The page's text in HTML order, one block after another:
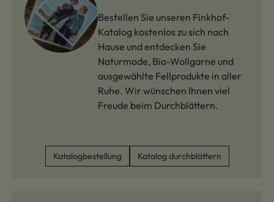
Bestellen Sie unseren Finkhof-
Katalog kostenlos zu sich nach
Hause und entdecken Sie
Naturmode, Bio-Wollgarne und
ausgewählte Fellprodukte in aller
Ruhe. Wir wünschen Ihnen viel
Freude beim Durchblättern.
Katalogbestellung Katalog durchblättern